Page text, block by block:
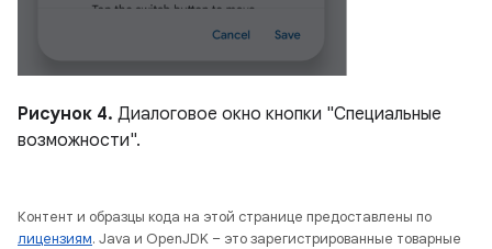
Рисунок 4. Диалоговое окно кнопки "Специальные
возможности".
Контент и образцы кода на этой странице предоставлены по
лицензиям. Java и OpenJDK – это зарегистрированные товарные